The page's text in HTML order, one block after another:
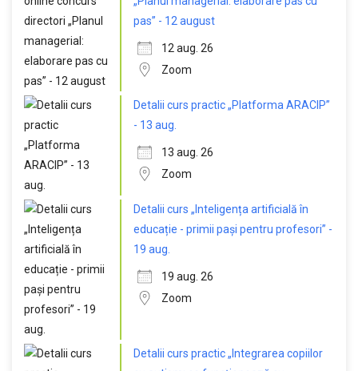
pas” - 12 august
12 aug. 26
Zoom
Detalii curs practic „Platforma ARACIP”
- 13 aug.
13 aug. 26
Zoom
Detalii curs „Inteligența artificială în
educație - primii pași pentru profesori” -
19 aug.
19 aug. 26
Zoom
Detalii curs practic „Integrarea copiilor